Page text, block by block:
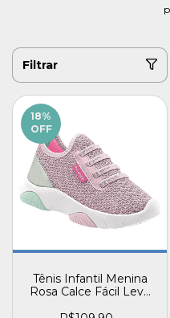
Filtrar
18%
OFF
Tênis Infantil Menina
Rosa Calce Fácil Leve